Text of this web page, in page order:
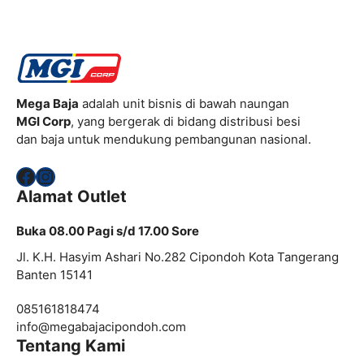
Mega Baja adalah unit bisnis di bawah naungan
MGI Corp, yang bergerak di bidang distribusi besi
dan baja untuk mendukung pembangunan nasional.
Facebook
Instagram
Alamat Outlet
Buka 08.00 Pagi s/d 17.00 Sore
Jl. K.H. Hasyim Ashari No.282 Cipondoh Kota Tangerang
Banten 15141
085161818474
info@megabajacipondoh.com
Tentang Kami